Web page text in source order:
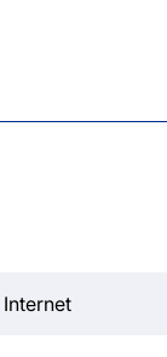
Internet